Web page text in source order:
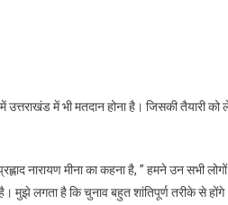
में भी मतदान होना है। जिसकी तैयारी
नारायण मीना का कहना है, ” हमने उन सभी
लगता है कि चुनाव बहुत शांतिपूर्ण तरीके से